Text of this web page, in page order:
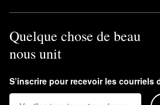
Quelque chose de beau
nous unit
S’inscrire pour recevoir les courriels